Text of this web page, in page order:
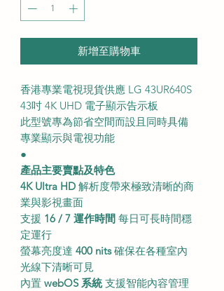
新增至購物車
香港專業電視現貨供應 LG 43UR640S
43吋 4K UHD 電子顯示告示板
此型號專為節省空間而設且同時具備
專業顯示與電視功能
●
產品主要賣點及特色
4K Ultra HD 解析度帶來極致清晰的商
業與影視畫面
支援 16 / 7 運作時間 每日可長時間穩
定運行
螢幕亮度達 400 nits確保在各種室內
光線下清晰可見
內置 webOS 系統支援智能內容管理